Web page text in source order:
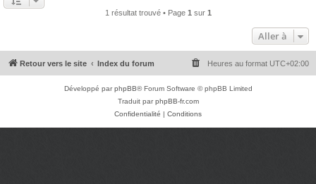
1 résultat trouvé • Page 1 sur 1
Aller à
Retour vers le site Index du forum Heures au format UTC+02:00
Développé parphpBB® Forum Software © phpBB Limited
Traduit parphpBB-fr.com
Confidentialité | Conditions